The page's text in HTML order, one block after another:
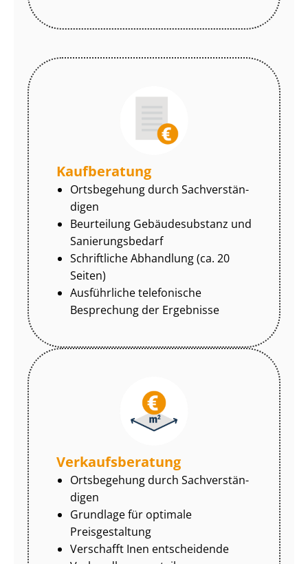
Kaufberatung
Ortsbegehung durch Sach­ver­stän­
di­gen
Beurteilung Gebäudesubstanz und
Sa­nie­rungs­be­darf
Schriftliche Abhandlung (ca. 20
Seiten)
Ausführliche telefonische
Besprechung der Ergebnisse
Ver­kaufs­be­ra­tung
Ortsbegehung durch Sach­ver­stän­
di­gen
Grundlage für optimale
Preisgestaltung
Verschafft Inen entscheidende